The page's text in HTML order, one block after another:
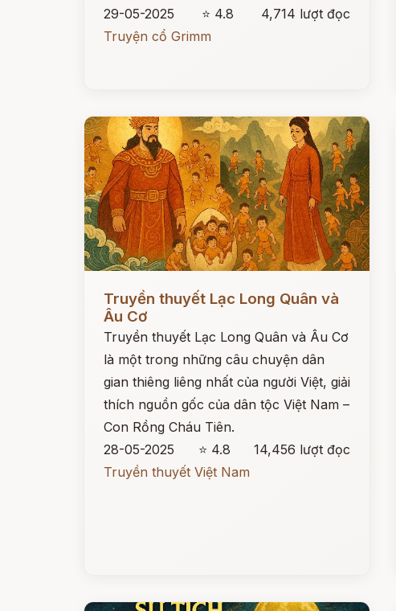
29-05-2025
⭐ 4.8
4,714 lượt đọc
Truyện cổ Grimm
Đọc ngay
Truyền thuyết Lạc Long Quân và
Âu Cơ
Truyền thuyết Lạc Long Quân và Âu Cơ
là một trong những câu chuyện dân
gian thiêng liêng nhất của người Việt, giải
thích nguồn gốc của dân tộc Việt Nam –
Con Rồng Cháu Tiên.
28-05-2025
⭐ 4.8
14,456 lượt đọc
Truyền thuyết Việt Nam